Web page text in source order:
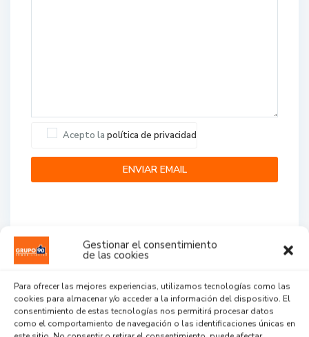
Gestionar el consentimiento
de las cookies
Para ofrecer las mejores experiencias, utilizamos tecnologías como las
cookies para almacenar y/o acceder a la información del dispositivo. El
consentimiento de estas tecnologías nos permitirá procesar datos
como el comportamiento de navegación o las identificaciones únicas en
Acepto la política de privacidad
...